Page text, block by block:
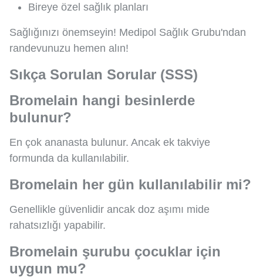
Bireye özel sağlık planları
Sağlığınızı önemseyin! Medipol Sağlık Grubu'ndan
randevunuzu hemen alın!
Sıkça Sorulan Sorular (SSS)
Bromelain hangi besinlerde
bulunur?
En çok ananasta bulunur. Ancak ek takviye
formunda da kullanılabilir.
Bromelain her gün kullanılabilir mi?
Genellikle güvenlidir ancak doz aşımı mide
rahatsızlığı yapabilir.
Bromelain şurubu çocuklar için
uygun mu?